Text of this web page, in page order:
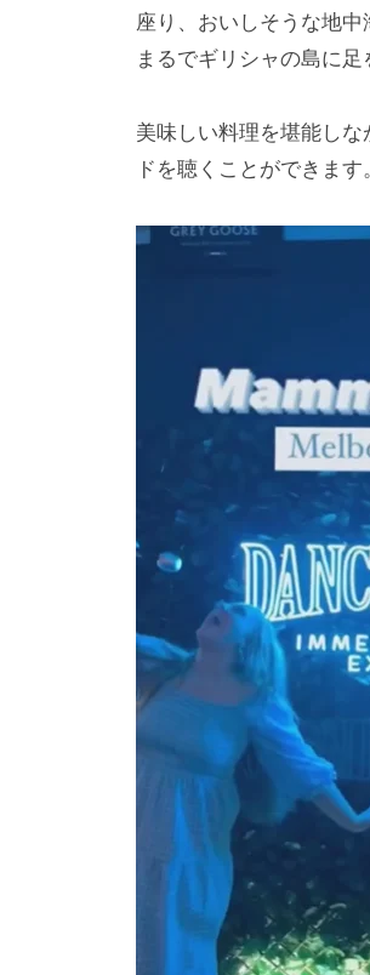
座り、おいしそうな地
まるでギリシャの島に
美味しい料理を堪能し
ドを聴くことができま